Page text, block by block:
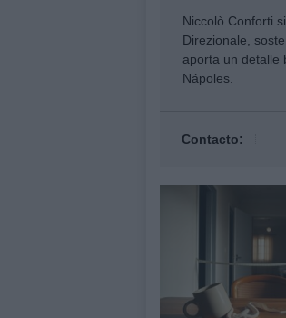
Niccolò Conforti
Direzionale,
aporta un detalle
Nápoles.
Contacto: